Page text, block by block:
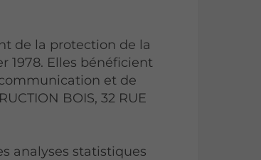
de la protection de la
1978. Elles bénéficient
et de
BOIS, 32 RUE
analyses statistiques